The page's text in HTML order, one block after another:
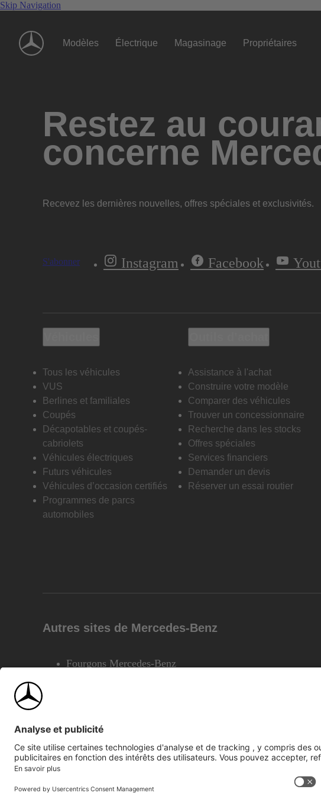
Skip Navigation
Modèles Électrique Magasinage Propriétaires
Restez au
concerne
Recevez les dernières nouvelles, offres spéciales et exclusivités.
S'abonner Instagram Facebook
Tous les véhicules
VUS
Berlines et familiales
Coupés
Décapotables et coupés-
cabriolets
Véhicules électriques
Futurs véhicules
Véhicules d’occasion certifiés
Programmes de parcs
automobiles
Assistance à l'achat
Construire votre modèle
Comparer des véhicules
Trouver un concessionnaire
Recherche dans les stocks
Offres spéciales
Services financiers
Demander un devis
Réserver un essai routier
Autres sites de Mercedes-Benz
Fourgons Mercedes-Benz
©2026 Mercedes-Benz Canada Inc.